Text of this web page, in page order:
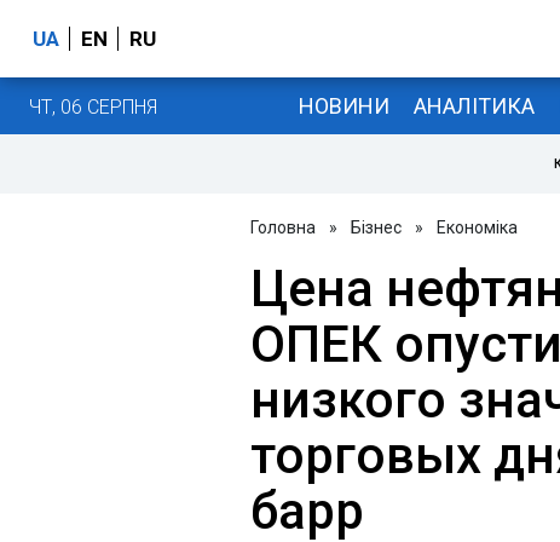
UA EN RU
ЧТ, 06 СЕРПНЯ НОВИНИ АНАЛІТИКА
Головна » Бізнес » Економіка
Цена
ОПЕК
низкого
торговых
барр